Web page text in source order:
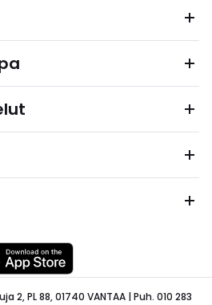
2, PL 88, 01740 VANTAA | Puh. 010 283